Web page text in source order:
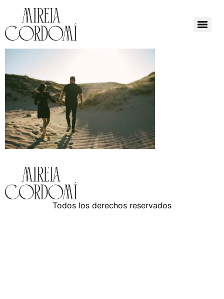
Todos los derechos reservados